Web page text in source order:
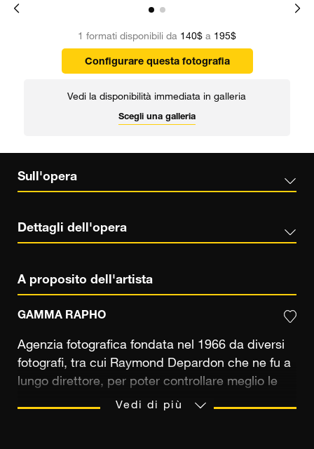
1 formati disponibili da 140$ a 195$
Configurare questa fotografia
Vedi la disponibilità immediata in galleria
Scegli una galleria
Sull'opera
Dettagli dell'opera
A proposito dell'artista
GAMMA RAPHO
Agenzia fotografica fondata nel 1966 da diversi
fotografi, tra cui Raymond Depardon che ne fu a
lungo direttore, per poter controllare meglio le
loro immagini e i loro soggetti. Negli anni '70
Vedi di più